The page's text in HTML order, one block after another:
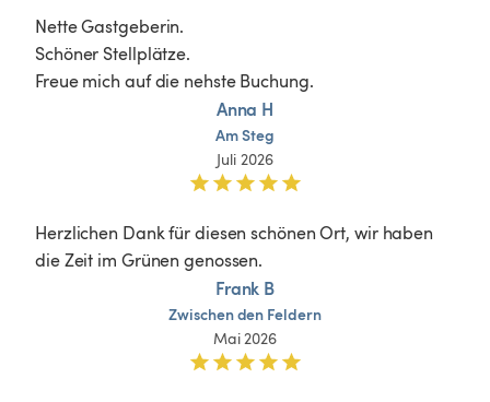
Nette Gastgeberin.
Schöner Stellplätze.
Freue mich auf die nehste Buchung.
Anna H
AmSteg
Juli 2026
Herzlichen Dank für diesen schönen Ort, wir haben
die Zeit im Grünen genossen.
Frank B
Zwischenden Feldern
Mai 2026